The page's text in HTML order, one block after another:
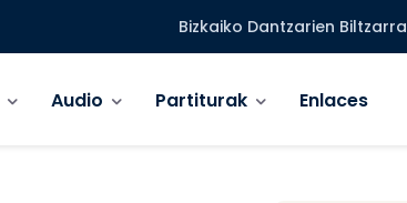
Bizkaiko Dantzarien Biltzarra
Audio Partiturak Enlaces